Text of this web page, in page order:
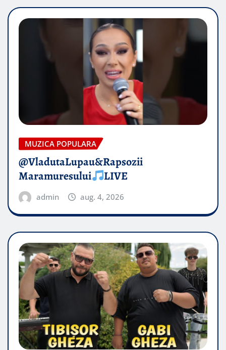
MUZICA POPULARA
@VladutaLupau&Rapsozii
Maramuresului
LIVE
admin aug. 4, 2026